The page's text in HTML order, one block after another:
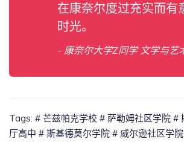
在康奈尔度过充实而有
时光。
- 康奈尔大学Z同学 文学与艺
Tags: # 芒兹帕克学校 # 萨勒姆社区学院 #
厅高中 # 斯基德莫尔学院 # 威尔逊社区学院